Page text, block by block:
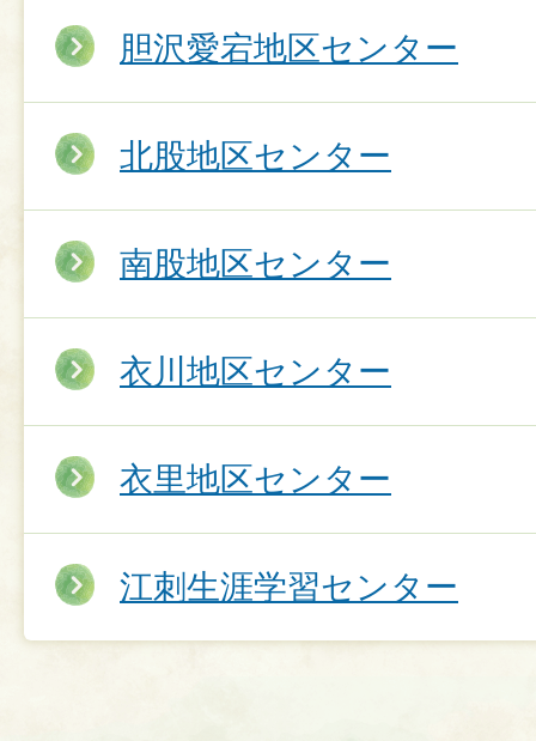
胆沢愛宕地区センター
北股地区センター
南股地区センター
衣川地区センター
衣里地区センター
江刺生涯学習センター